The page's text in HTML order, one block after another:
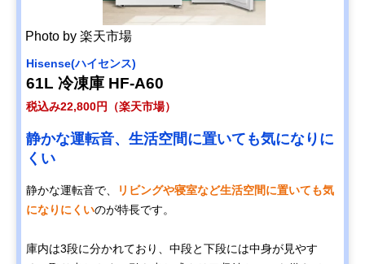
Photo by 楽天市場
Hisense(ハイセンス)
61L 冷凍庫 HF-A60
税込み22,800円（楽天市場）
静かな運転音、生活空間に置いても気になりに
くい
静かな運転音で、
リビングや寝室など生活空間に置いても気
になりにくいのが特長です。
庫内は3段に分かれており、中段と下段には中身が見やす